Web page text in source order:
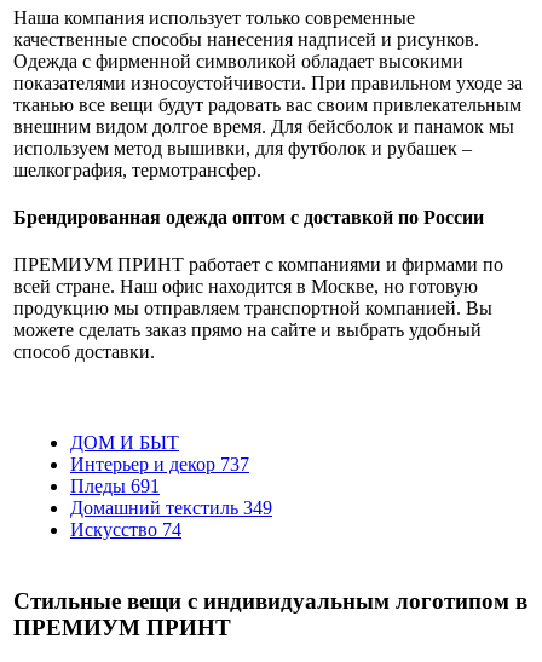
Наша компания использует только современные
качественные способы нанесения надписей и рисунков.
Одежда с фирменной символикой обладает высокими
показателями износоустойчивости. При правильном уходе за
тканью все вещи будут радовать вас своим привлекательным
внешним видом долгое время. Для бейсболок и панамок мы
используем метод вышивки, для футболок и рубашек –
шелкография, термотрансфер.
Брендированная одежда оптом с доставкой по России
ПРЕМИУМ ПРИНТ работает с компаниями и фирмами по
всей стране. Наш офис находится в Москве, но готовую
продукцию мы отправляем транспортной компанией. Вы
можете сделать заказ прямо на сайте и выбрать удобный
способ доставки.
ДОМ И БЫТ
Интерьер и декор 737
Пледы 691
Домашний текстиль 349
Искусство 74
Стильные вещи с индивидуальным логотипом в
ПРЕМИУМ ПРИНТ